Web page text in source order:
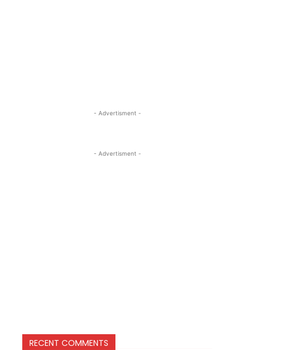
- Advertisment -
- Advertisment -
RECENT COMMENTS